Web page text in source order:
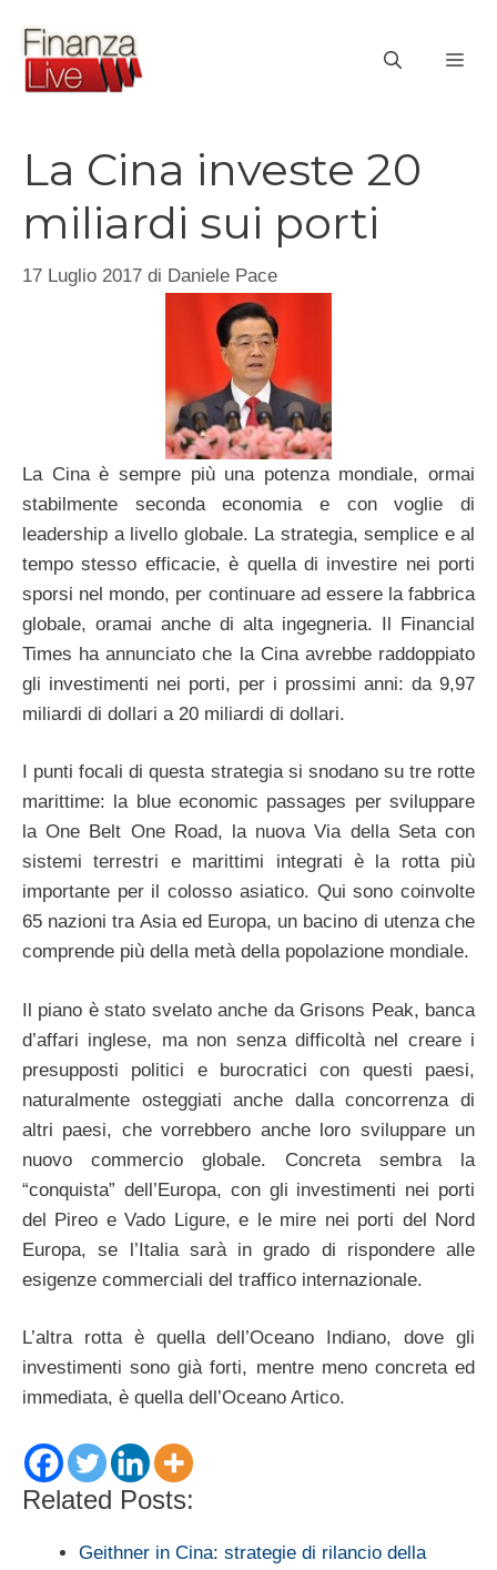
contenuto
La Cina investe 20
miliardi sui porti
17 Luglio 2017 di Daniele Pace
La Cina è sempre più una potenza mondiale, ormai
stabilmente seconda economia e con voglie di
leadership a livello globale. La strategia, semplice e al
tempo stesso efficacie, è quella di investire nei porti
sporsi nel mondo, per continuare ad essere la fabbrica
globale, oramai anche di alta ingegneria. Il Financial
Times ha annunciato che la Cina avrebbe raddoppiato
gli investimenti nei porti, per i prossimi anni: da 9,97
miliardi di dollari a 20 miliardi di dollari.
I punti focali di questa strategia si snodano su tre rotte
marittime: la blue economic passages per sviluppare
la One Belt One Road, la nuova Via della Seta con
sistemi terrestri e marittimi integrati è la rotta più
importante per il colosso asiatico. Qui sono coinvolte
65 nazioni tra Asia ed Europa, un bacino di utenza che
comprende più della metà della popolazione mondiale.
Il piano è stato svelato anche da Grisons Peak, banca
d’affari inglese, ma non senza difficoltà nel creare i
presupposti politici e burocratici con questi paesi,
naturalmente osteggiati anche dalla concorrenza di
altri paesi, che vorrebbero anche loro sviluppare un
nuovo commercio globale. Concreta sembra la
“conquista” dell’Europa, con gli investimenti nei porti
del Pireo e Vado Ligure, e le mire nei porti del Nord
Europa, se l’Italia sarà in grado di rispondere alle
esigenze commerciali del traffico internazionale.
L’altra rotta è quella dell’Oceano Indiano, dove gli
investimenti sono già forti, mentre meno concreta ed
immediata, è quella dell’Oceano Artico.
Related Posts:
Geithner in Cina: strategie di rilancio della